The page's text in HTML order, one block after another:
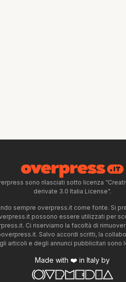
sono rilasciati sotto licenza
derivate 3.0 Italia License”.
sempre overpress.it come fonte. Si
possono essere utilizzati per
. Ci riserviamo la facoltà di
. Salvo accordi scritti, la
articoli e degli annunci pubblicitari
Made with ❤️ in Italy by